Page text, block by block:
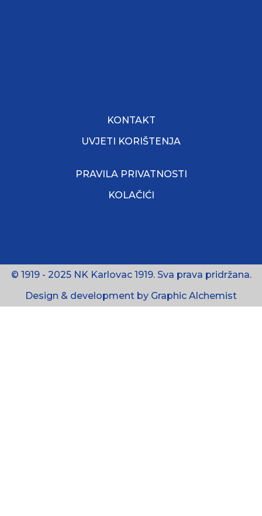
KONTAKT
UVJETI KORIŠTENJA
PRAVILA PRIVATNOSTI
KOLAČIĆI
© 1919 - 2025 NK Karlovac 1919. Sva prava pridržana.
Design & development by Graphic Alchemist